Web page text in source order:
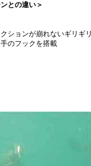
との違い＞
ションが崩れないギリギ
のフックを搭載